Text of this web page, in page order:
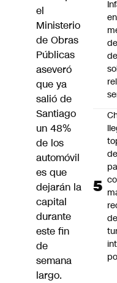
el
Ministerio
de Obras
Públicas
aseveró
que ya
salió de
Santiago
un 48%
de los
automóvil
es que
dejarán la
capital
durante
este fin
de
semana
largo.
en
de